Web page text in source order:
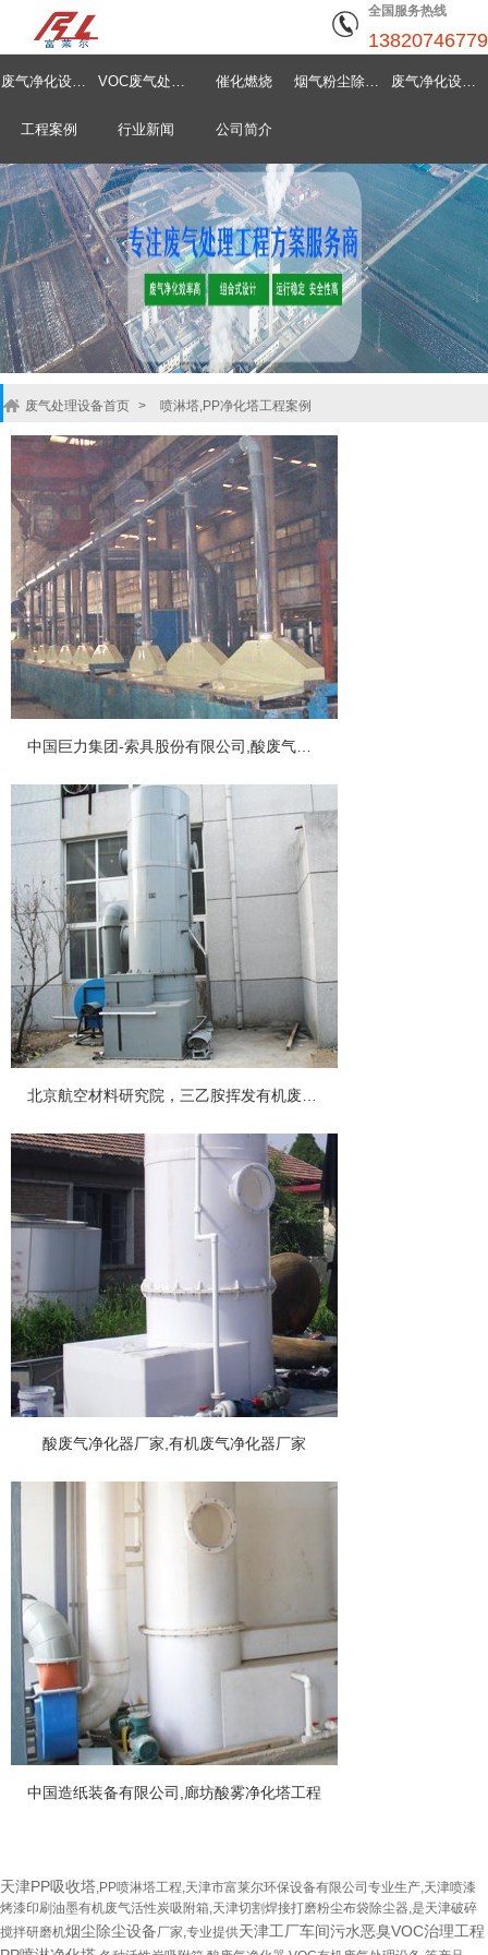
全国服务热线
13820746779
废气净化设备首页 VOC废气处理设备 催化燃烧 烟气粉尘除尘器 废气净化设备中心
工程案例 行业新闻 公司简介
废气处理设备首页 > 喷淋塔,PP净化塔工程案例
酸废气净化器厂家,有机废气净化器厂家
中国造纸装备有限公司,廊坊酸雾净化塔工程
天津PP吸收塔,PP喷淋塔工程,天津市富莱尔环保设备有限公司专业生产,天津喷漆
烤漆印刷油墨有机废气活性炭吸附箱,天津切割焊接打磨粉尘布袋除尘器,是天津破碎
搅拌研磨机烟尘除尘设备厂家,专业提供天津工厂车间污水恶臭VOC治理工程